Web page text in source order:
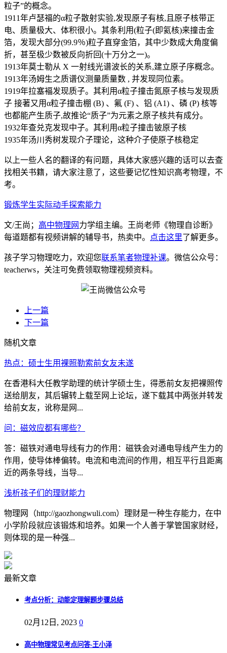
粒子”的概念。
1911年卢瑟福的α粒子散射实验,发现原子有核,且原子核带正
电、质量极大、体积很小。其条利用(粒子(即氦核)来撞击金
箔，发现大部分(99.9％)粒子直穿金箔，其中少数成大角度偏
折，甚至极少数被反向折回(十万分之一)。
1913年莫士勒从 X 一射线光谱波长的关系,建立原子序概念。
1913年汤姆生之质谱仪测量质量数 , 并发现同位素。
1919年拉塞褔发现质子。其利用α粒子撞击氮原子核与发现质
子 接著又用α粒子撞击棚 (B) 、氟 (F) 、铝 (A1) 、磷 (P) 核等
也都能产生质子,故推论“质子”为元素之原子核共有成分。
1932年查兑克发现中子。其利用α粒子撞击铍原子核
1935年汤川秀树发现介子理论，这种介子使原子核稳定
以上一些人名的翻译的有问题，具体大家感兴趣的话可以去查
找相关书籍，请大家注意了，这些要记忆性知识高考物理，不
考。
锻炼学生实际动手探索能力
文/王尚； 高中物理网 力学组主编。王尚老师《物理自诊断》
每道题都有视频讲解的辅导书，热卖中。
点击这里了解更多。
孩子学习物理吃力，欢迎您联系笔者物理补课。微信公众号：
teacherws，关注可免费领取物理视频资料。
上一篇
下一篇
随机文章
热点：硕士生用裸照勒索前女友未遂
在香港科大任教学助理的统计学硕士生，得悉前女友把裸照传
送给朋友，其后辗转上载至网上论坛，遂下载其中两张并转发
给前女友，讹称是网...
问：磁效应都有哪些？
答：磁铁对通电导线有力的作用：磁铁会对通电导线产生力的
作用，使导体棒偏转。电流和电流间的作用，相互平行且距离
近的两条导线，当导...
浅析孩子们的理财能力
物理网（http://gaozhongwuli.com）理财是一种生存能力，在中
小学阶段就应该锻炼和培养。如果一个人善于掌管国家财经，
则体现的是一种强...
最新文章
考点分析：动能定理解题步骤总结
02月12日, 2023 0
高中物理常见考点问答-王小泽